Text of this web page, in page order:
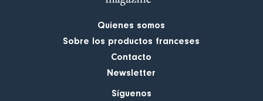
Quienes somos
Sobre los productos franceses
Contacto
Newsletter
Síguenos